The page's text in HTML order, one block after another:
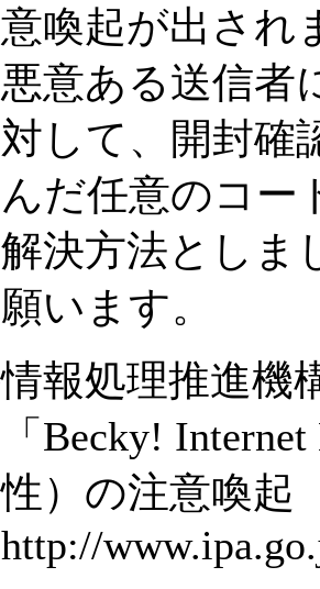
意喚起が出され
悪意ある送信者
対して、開封確
んだ任意のコー
解決方法としま
願います。
情報処理推進機
「Becky!
性）の注意喚起
http://